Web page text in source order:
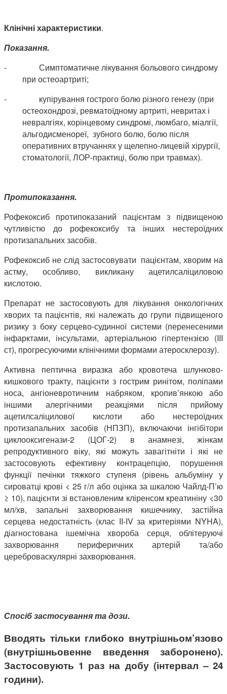
Клінічні характеристики.
Показання.
- Симптоматичне лікування больового синдрому
при остеоартриті;
- купірування гострого болю різного генезу (при
остеохондрозі, ревматоїдному артриті, невритах і
невралгіях, корінцевому синдромі, люмбаго, міалгії,
альгодисменореї, зубного болю, болю після
оперативних втручаннях у щелепно-лицевій хірургії,
стоматології, ЛОР-практиці, болю при травмах).
Протипоказання.
Рофекоксиб протипоказаний пацієнтам з підвищеною
чутливістю до рофекоксибу та інших нестероїдних
протизапальних засобів.
Рофекоксиб не слід застосовувати пацієнтам, хворим на
астму, особливо, викликану ацетилсаліциловою
кислотою.
Препарат не застосовують для лікування онкологічних
хворих та пацієнтів, які належать до групи підвищеного
ризику з боку серцево-судинної системи (перенесеними
інфарктами, інсультами, артеріальною гіпертензією (III
ст), прогресуючими клінічними формами атеросклерозу).
Активна пептична виразка або кровотеча шлунково-
кишкового тракту, пацієнти з гострим ринітом, поліпами
носа, ангіоневротичним набряком, кропив’янкою або
іншими алергічними реакціями після прийому
ацетилсаліцилової кислоти або нестероїдних
протизапальних засобів (НПЗП), включаючи інгібітори
циклооксигенази-2 (ЦОГ-2) в анамнезі, жінкам
репродуктивного віку, які можуть завагітніти і які не
застосовують ефективну контрацепцію, порушення
функції печінки тяжкого ступеня (рівень альбуміну у
сироватці крові < 25 г/л або оцінка за шкалою Чайлд-П’ю
≥ 10), пацієнти зі встановленим кліренсом креатиніну <30
мл/хв, запальні захворювання кишечнику, застійна
серцева недостатність (клас ІІ-ІV за критеріями NYHA),
діагностована ішемічна хвороба серця, облітеруючі
захворювання периферичних артерій та/або
цереброваскулярні захворювання.
Спосіб застосування та дози.
Вводять тільки глибоко внутрішньом’язово
(внутрішньовенне введення заборонено).
Застосовують 1 раз на добу (інтервал – 24
години).